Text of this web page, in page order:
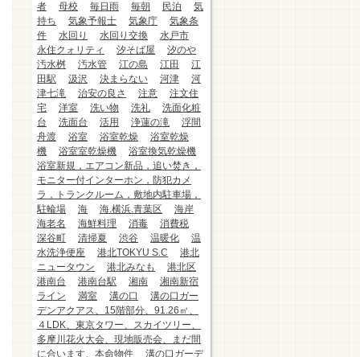
者
母校 毎日雨 毎朝 民泊
気
持ち
気象予報士 気象庁
気象条
件
水回り 水回り交換
水戸市
永住クォリティ
汐そば屋
汐のや
汚水桝
汚水管 江の島 江田
江
田駅
汲沢 決まらない 河津
河
津七滝
治安の良さ 注意
注文住
宅
洋室 洗い物 洗礼
洗面化粧
台
洗面台 活用 浄蓮の滝
浮間
舟渡
浴室 浴室乾燥
浴室乾燥
機
浴室室乾燥機
浴室換気乾燥機
浴室新規，エアコン新品，追い焚き，
モニター付インターホン，防犯カメ
ラ，トランクルーム，敷地内駐車場，
駐輪場
海 海.横浜.青葉区
海岸
海老名
海鮮料理 消毒
消費税
深谷町
清掃夏 渋谷 温暖化
温
水洗浄便座
港北TOKYU S.C
港北
ニュータウン
港北みなも
港北区
港南台
港南台駅 湘南
湘南新宿
ライン
満室 溝の口
溝の口ガー
デンアクアス、15階部分、91.26㎡、
４LDK、東京タワー、スカイツリー、
多摩川花火大会、現地販売会、まだ間
に合います、本命物件
溝の口ガーデ